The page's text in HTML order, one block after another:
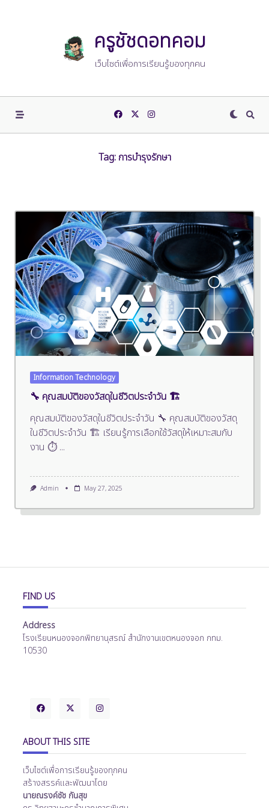
ครูชัชดอทคอม
เว็บไซต์เพื่อการเรียนรู้ของทุกคน
Tag: การบำรุงรักษา
Information Technology
🔧 คุณสมบัติของวัสดุในชีวิตประจำวัน 🏗️
คุณสมบัติของวัสดุในชีวิตประจำวัน 🔧 คุณสมบัติของวัสดุ
ในชีวิตประจำวัน 🏗️ เรียนรู้การเลือกใช้วัสดุให้เหมาะสมกับ
งาน ⏱️ ...
Admin May 27, 2025
FIND US
Address
โรงเรียนหนองจอกพิทยานุสรณ์ สำนักงานเขตหนองจอก กทม.
10530
ABOUT THIS SITE
เว็บไซต์เพื่อการเรียนรู้ของทุกคน
สร้างสรรค์และพัฒนาโดย
นายณรงค์ชัช กันสุข